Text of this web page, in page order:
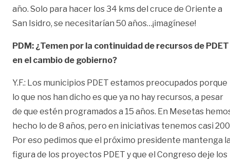
año. Solo para hacer los 34 kms del cruce de Oriente a
San Isidro, se necesitarían 50 años…¡imagínese!
PDM: ¿Temen por la continuidad de recursos de PDET
en el cambio de gobierno?
Y.F.: Los municipios PDET estamos preocupados porque
lo que nos han dicho es que ya no hay recursos, a pesar
de que estén programados a 15 años. En Mesetas
hecho lo de 8 años, pero en iniciativas tenemos casi
Por eso pedimos que el próximo presidente mantenga
figura de los proyectos PDET y que el Congreso deje los